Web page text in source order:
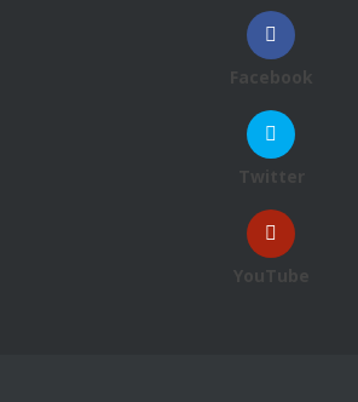
Facebook
Twitter
YouTube